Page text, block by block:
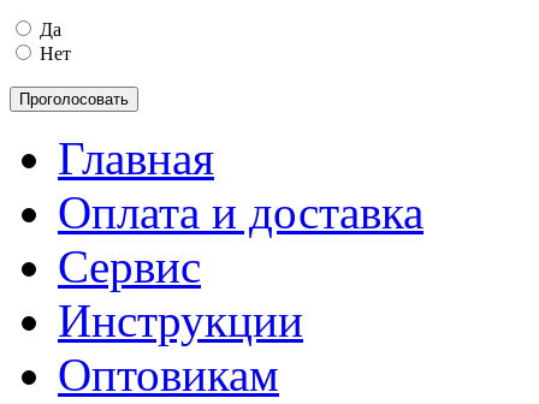
Да
Нет
Главная
Оплата и доставка
Сервис
Инструкции
Оптовикам